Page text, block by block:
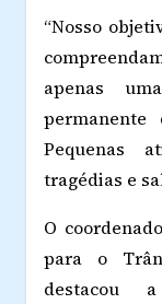
“Nosso
apenas
permanente
Pequenas
tragédias e
O
para o
destacou